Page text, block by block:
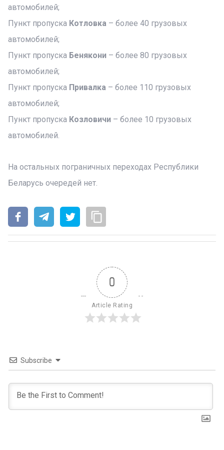
автомобилей;
Пункт пропуска Котловка – более 40 грузовых
автомобилей;
Пункт пропуска Бенякони – более 80 грузовых
автомобилей;
Пункт пропуска Привалка – более 110 грузовых
автомобилей;
Пункт пропуска Козловичи – более 10 грузовых
автомобилей.
На остальных пограничных переходах Республики
Беларусь очередей нет.
0
Article Rating
Subscribe